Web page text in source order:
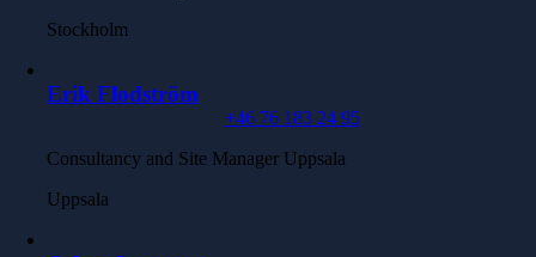
Stockholm
Erik Flodström
+46 76 183 24 95
Consultancy and Site Manager Uppsala
Uppsala